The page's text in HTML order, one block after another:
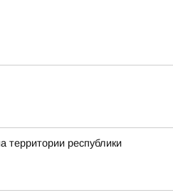
республики